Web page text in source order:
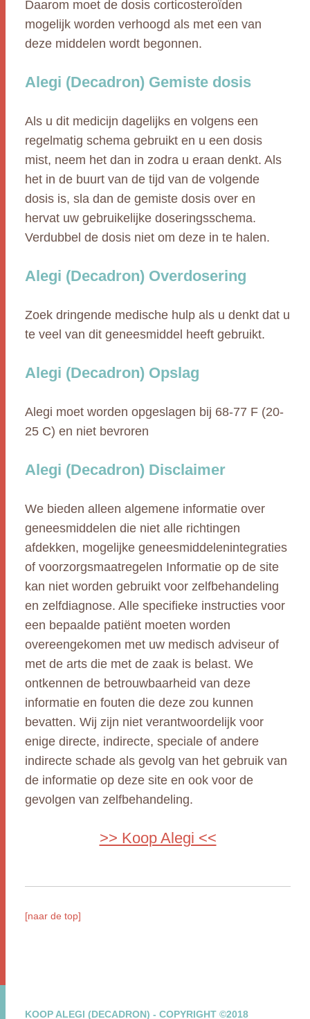
Daarom moet de dosis corticosteroïden
mogelijk worden verhoogd als met een van
deze middelen wordt begonnen.
Alegi (Decadron) Gemiste dosis
Als u dit medicijn dagelijks en volgens een
regelmatig schema gebruikt en u een dosis
mist, neem het dan in zodra u eraan denkt. Als
het in de buurt van de tijd van de volgende
dosis is, sla dan de gemiste dosis over en
hervat uw gebruikelijke doseringsschema.
Verdubbel de dosis niet om deze in te halen.
Alegi (Decadron) Overdosering
Zoek dringende medische hulp als u denkt dat u
te veel van dit geneesmiddel heeft gebruikt.
Alegi (Decadron) Opslag
Alegi moet worden opgeslagen bij 68-77 F (20-
25 C) en niet bevroren
Alegi (Decadron) Disclaimer
We bieden alleen algemene informatie over
geneesmiddelen die niet alle richtingen
afdekken, mogelijke geneesmiddelenintegraties
of voorzorgsmaatregelen Informatie op de site
kan niet worden gebruikt voor zelfbehandeling
en zelfdiagnose. Alle specifieke instructies voor
een bepaalde patiënt moeten worden
overeengekomen met uw medisch adviseur of
met de arts die met de zaak is belast. We
ontkennen de betrouwbaarheid van deze
informatie en fouten die deze zou kunnen
bevatten. Wij zijn niet verantwoordelijk voor
enige directe, indirecte, speciale of andere
indirecte schade als gevolg van het gebruik van
de informatie op deze site en ook voor de
gevolgen van zelfbehandeling.
>> Koop Alegi <<
[naar de top]
KOOP ALEGI (DECADRON) - COPYRIGHT ©2018